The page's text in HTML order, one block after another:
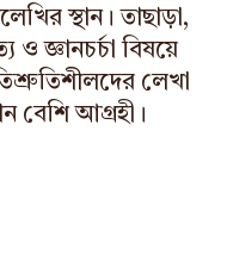
স্থান। তাছাড়া,
ও জ্ঞানচর্চা বিষয়ে
লেখা
বেশি আগ্রহী।